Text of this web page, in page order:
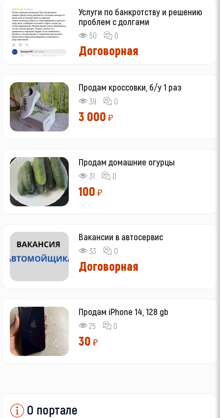
Услуги по банкротству и решению
проблем с долгами
50 0
Договорная
Продам кроссовки, б/у 1 раз
39 0
3 000 ₽
Продам домашние огурцы
31 0
100 ₽
Вакансии в автосервис
33 0
Договорная
Продам iPhone 14, 128 gb
25 0
30 ₽
О портале